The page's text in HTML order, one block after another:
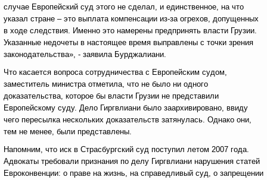
случае Европейский суд этого не сделал, и единственное, на что
указал стране – это выплата компенсации из-за огрехов, допущенных
в ходе следствия. Именно это намерены предпринять власти Грузии.
Указанные недочеты в настоящее время выправлены с точки зрения
законодательства», - заявила Бурджалиани.
Что касается вопроса сотрудничества с Европейским судом,
заместитель министра отметила, что не было ни одного
доказательства, которое бы власти Грузии не представили
Европейскому суду. Дело Гиргвлиани было заархивировано, ввиду
чего пересылка нескольких доказательств затянулась. Однако они,
тем не менее, были представлены.
Напомним, что иск в Страсбургский суд поступил летом 2007 года.
Адвокаты требовали признания по делу Гиргвлиани нарушения статей
Евроконвенции: о праве на жизнь, на справедливый суд, о запрещении